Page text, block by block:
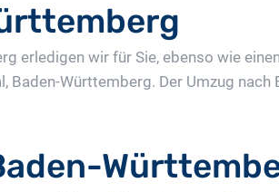
erledigen wir für Sie, ebenso wie
Württemberg. Der Umzug nach